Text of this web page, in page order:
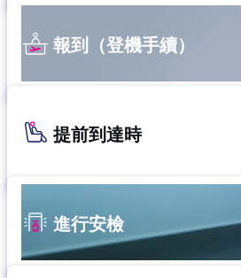
報到（登機手續）
提前到達時
進行安檢